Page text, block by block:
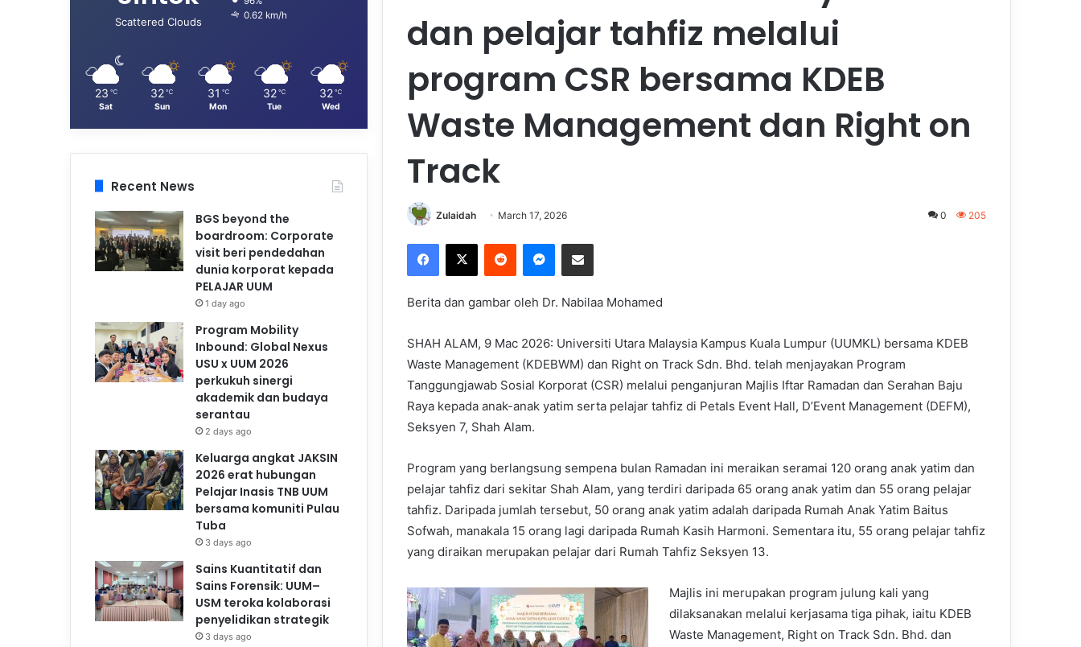
dan pelajar tahfiz melalui
program CSR bersama KDEB
Waste Management dan Right on
Track
Zulaidah March 17, 2026 0 205
Berita dan gambar oleh Dr. Nabilaa Mohamed
SHAH ALAM, 9 Mac 2026: Universiti Utara Malaysia Kampus Kuala Lumpur (UUMKL) bersama KDEB
Waste Management (KDEBWM) dan Right on Track Sdn. Bhd. telah menjayakan Program
Tanggungjawab Sosial Korporat (CSR) melalui penganjuran Majlis Iftar Ramadan dan Serahan Baju
Raya kepada anak-anak yatim serta pelajar tahfiz di Petals Event Hall, D’Event Management (DEFM),
Seksyen 7, Shah Alam.
Program yang berlangsung sempena bulan Ramadan ini meraikan seramai 120 orang anak yatim dan
pelajar tahfiz dari sekitar Shah Alam, yang terdiri daripada 65 orang anak yatim dan 55 orang pelajar
tahfiz. Daripada jumlah tersebut, 50 orang anak yatim adalah daripada Rumah Anak Yatim Baitus
Sofwah, manakala 15 orang lagi daripada Rumah Kasih Harmoni. Sementara itu, 55 orang pelajar tahfiz
yang diraikan merupakan pelajar dari Rumah Tahfiz Seksyen 13.
Majlis ini merupakan program julung kali yang
dilaksanakan melalui kerjasama tiga pihak, iaitu KDEB
Waste Management, Right on Track Sdn. Bhd. dan
Scattered Clouds
0.62 km/h
23 ℃
Sat
32 ℃
Sun
31 ℃
Mon
32 ℃
Tue
32 ℃
Wed
Recent News
BGS beyond the
boardroom: Corporate
visit beri pendedahan
dunia korporat kepada
PELAJAR UUM
1 day ago
Program Mobility
Inbound: Global Nexus
USU x UUM 2026
perkukuh sinergi
akademik dan budaya
serantau
2 days ago
Keluarga angkat JAKSIN
2026 erat hubungan
Pelajar Inasis TNB UUM
bersama komuniti Pulau
Tuba
3 days ago
Sains Kuantitatif dan
Sains Forensik: UUM–
USM teroka kolaborasi
penyelidikan strategik
3 days ago